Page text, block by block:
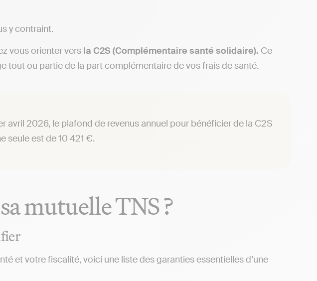
y contraint.
vous orienter vers la C2S (Complémentaire santé solidaire). Ce
tout ou partie de la part complémentaire de vos frais de santé.
avril 2026, le plafond de revenus annuel pour bénéficier de la C2S
seule est de 10 421 €.
mutuelle TNS ?
et votre fiscalité, voici une liste des garanties essentielles d’une